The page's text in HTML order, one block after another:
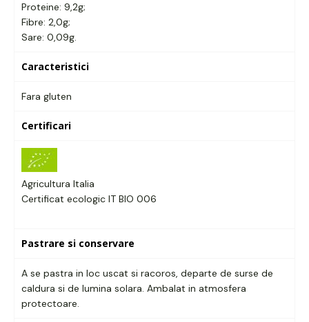
Proteine: 9,2g;
Fibre: 2,0g;
Sare: 0,09g.
Caracteristici
Fara gluten
Certificari
Agricultura Italia
Certificat ecologic IT BIO 006
Pastrare si conservare
A se pastra in loc uscat si racoros, departe de surse de
caldura si de lumina solara. Ambalat in atmosfera
protectoare.